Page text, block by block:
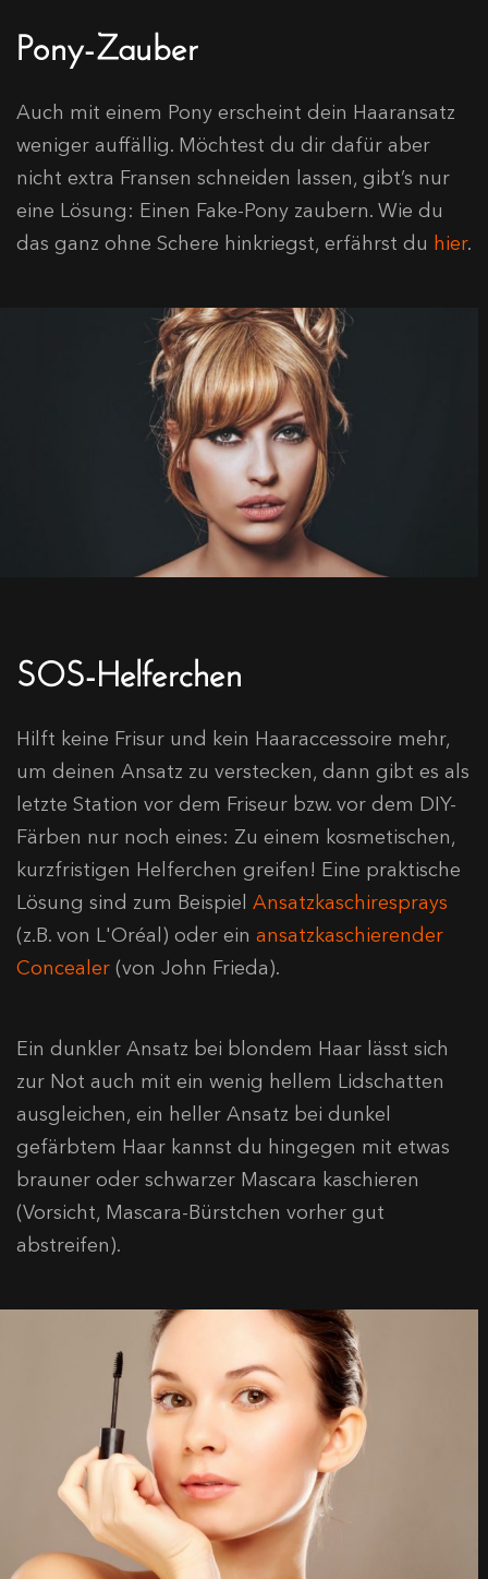
Pony-Zauber
Auch mit einem Pony erscheint dein Haaransatz
weniger auffällig. Möchtest du dir dafür aber
nicht extra Fransen schneiden lassen, gibt’s nur
eine Lösung: Einen Fake-Pony zaubern. Wie du
das ganz ohne Schere hinkriegst, erfährst du hier.
SOS-Helferchen
Hilft keine Frisur und kein Haaraccessoire mehr,
um deinen Ansatz zu verstecken, dann gibt es als
letzte Station vor dem Friseur bzw. vor dem DIY-
Färben nur noch eines: Zu einem kosmetischen,
kurzfristigen Helferchen greifen! Eine praktische
Lösung sind zum Beispiel Ansatzkaschiresprays
(z.B. von L'Oréal) oder ein ansatzkaschierender
Concealer (von John Frieda).
Ein dunkler Ansatz bei blondem Haar lässt sich
zur Not auch mit ein wenig hellem Lidschatten
ausgleichen, ein heller Ansatz bei dunkel
gefärbtem Haar kannst du hingegen mit etwas
brauner oder schwarzer Mascara kaschieren
(Vorsicht, Mascara-Bürstchen vorher gut
abstreifen).